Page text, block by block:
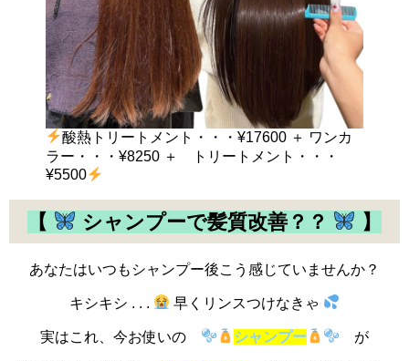
酸熱トリートメント・・・¥17600 ＋ ワンカ
ラー・・・¥8250 ＋ トリートメント・・・
¥5500
【 シャンプーで髪質改善？？ 】
あなたはいつもシャンプー後こう感じていませんか？
キシキシ . . . 早くリンスつけなきゃ
実はこれ、今お使いの シャンプー が